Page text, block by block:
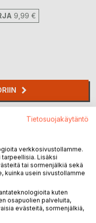
9,99 €
Tietosuojakäytäntö
verkkosivustollamme.
Lisäksi
tai sormenjälkiä sekä
kuinka usein sivustollamme
kuten
osapuolien palveluita,
evästeitä, sormenjälkiä,